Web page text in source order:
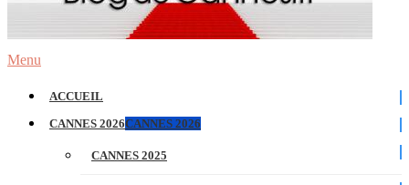
Menu
ACCUEIL
CANNES 2026CANNES 2026
CANNES 2025